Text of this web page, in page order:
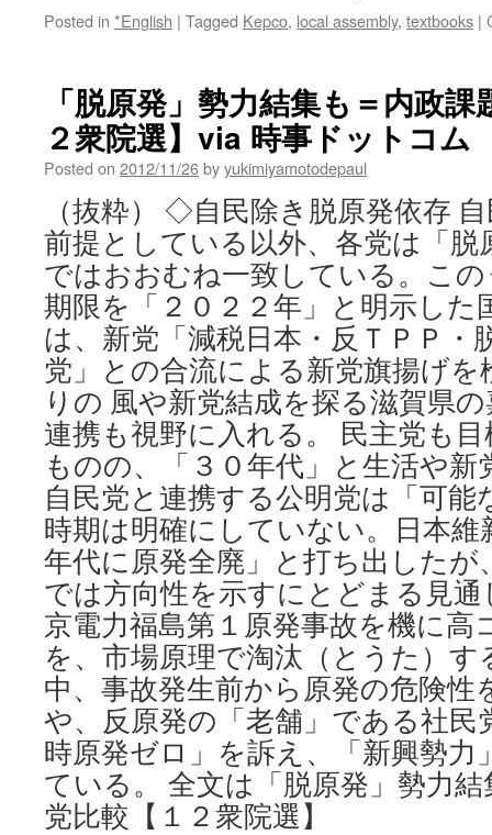
Posted in *English | Tagged Kepco, local assembly, textbooks |
「脱原発」勢力結集も＝内政
２衆院選】via 時事ドットコム
Posted on 2012/11/26byyukimiyamotodepaul
（抜粋） ◇自民除き脱原発依存
前提としている以外、各党は「脱
ではおおむね一致している。こ
期限を「２０２２年」と明示した
は、新党「減税日本・反ＴＰＰ・
党」との合流による新党旗揚げ
りの 風や新党結成を探る滋賀県
連携も視野に入れる。 民主党も
ものの、「３０年代」と生活や
自民党と連携する公明党は「可
時期は明確にしていない。日本維
年代に原発全廃」と打ち出したが
では方向性を示すにとどまる見
京電力福島第１原発事故を機に高
を、市場原理で淘汰（とうた）
中、事故発生前から原発の危険性
や、反原発の「老舗」である社民
時原発ゼロ」を訴え、「新興勢力
ている。 全文は「脱原発」勢力
党比較【１２衆院選】